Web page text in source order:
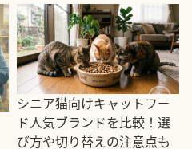
シニア猫向けキャットフー
ド人気ブランドを比較！選
び方や切り替えの注意点も